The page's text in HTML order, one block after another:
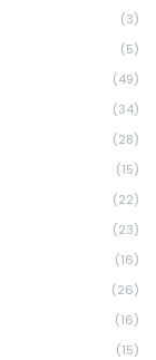
(3)
(5)
(49)
(34)
(28)
(15)
(22)
(23)
(16)
(26)
(16)
(15)